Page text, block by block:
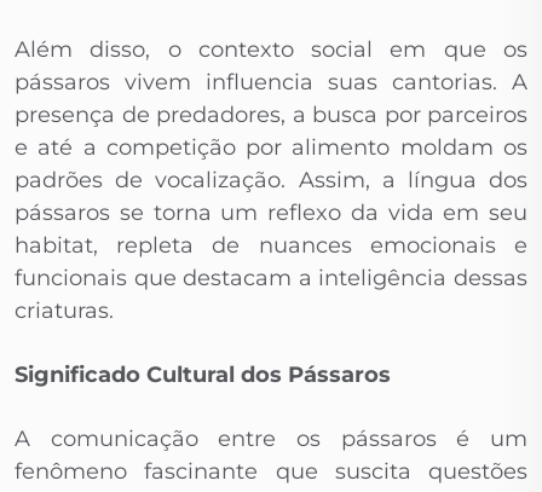
Além disso, o contexto social em que os
pássaros vivem influencia suas cantorias. A
presença de predadores, a busca por parceiros
e até a competição por alimento moldam os
padrões de vocalização. Assim, a língua dos
pássaros se torna um reflexo da vida em seu
habitat, repleta de nuances emocionais e
funcionais que destacam a inteligência dessas
criaturas.
Significado Cultural dos Pássaros
A comunicação entre os pássaros é um
fenômeno fascinante que suscita questões